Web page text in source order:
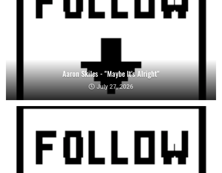
Aaron Skiles - "Maybe It's Alright"
July 27, 2026